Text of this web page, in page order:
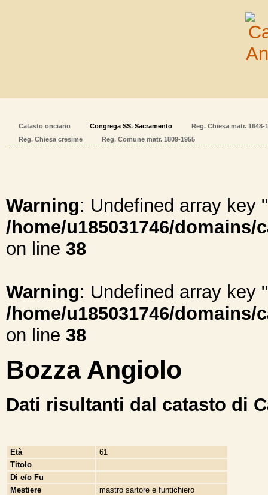
Catasto onciario Congrega SS. Sacramento
Reg. Chiesa matr. 1648-
Reg. Chiesa cresime
Reg. Comune matr. 1809-1955
Warning: Undefined array key
/home/u185031746/
on line 38
Warning: Undefined array key
/home/u185031746/
on line 38
Bozza Angiolo
Dati risultanti dal catasto di
Età
61
Titolo
Di e/o Fu
Mestiere
mastro sartore e funtichiero